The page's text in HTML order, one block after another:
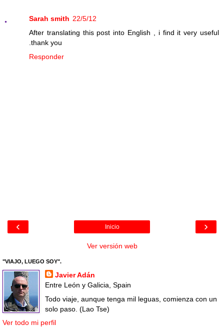
Sarah smith 22/5/12
After translating this post into English , i find it very useful
.thank you
Responder
‹ ›
Inicio
Ver versión web
"VIAJO, LUEGO SOY".
Javier Adán
Entre León y Galicia, Spain
Todo viaje, aunque tenga mil leguas, comienza con un
solo paso. (Lao Tse)
Ver todo mi perfil